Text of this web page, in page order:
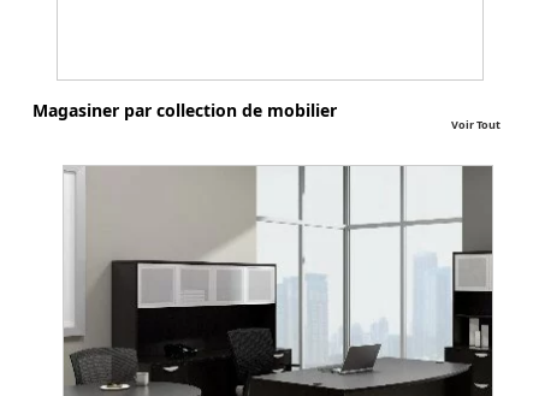
Magasiner par collection de mobilier
Voir Tout